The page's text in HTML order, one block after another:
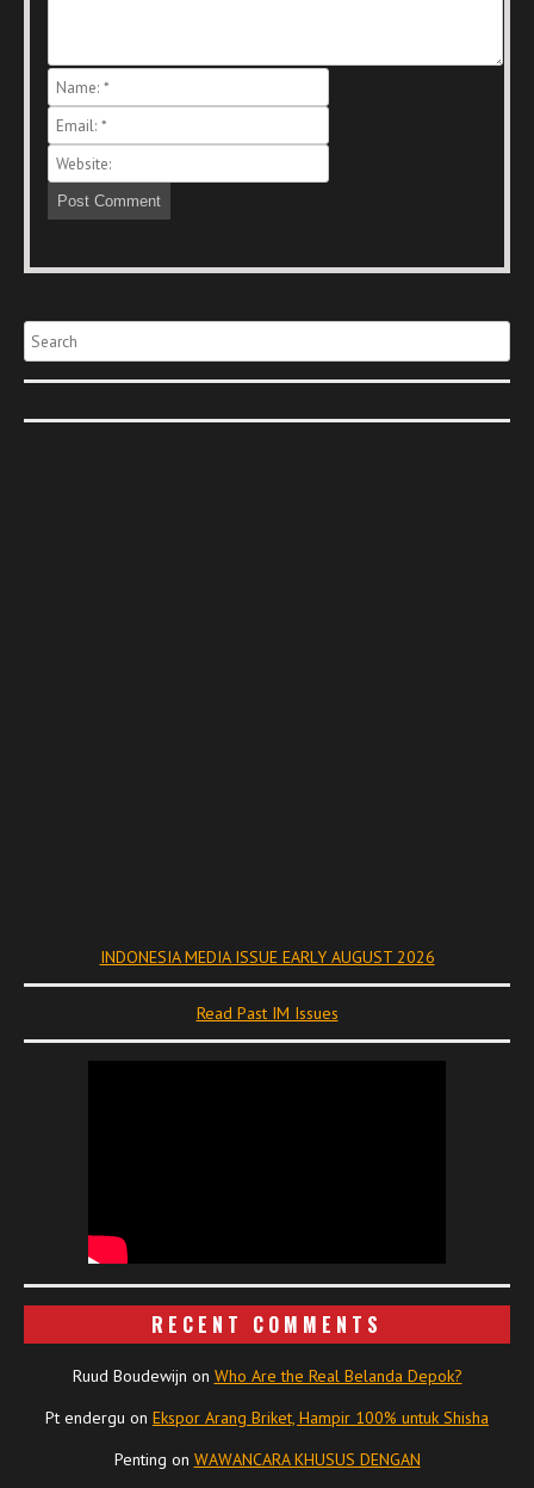
Search
INDONESIA MEDIA ISSUE EARLY AUGUST 2026
Read Past IM Issues
RECENT COMMENTS
Ruud Boudewijn on Who Are the Real Belanda Depok?
Pt endergu on Ekspor Arang Briket, Hampir 100% untuk Shisha
Penting on WAWANCARA KHUSUS DENGAN